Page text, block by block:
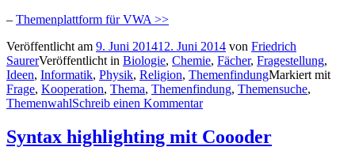
– Themenplattform für VWA >>
Veröffentlicht am 9. Juni 201412. Juni 2014 von Friedrich
SaurerVeröffentlicht in Biologie, Chemie, Fächer, Fragestellung,
Ideen, Informatik, Physik, Religion, ThemenfindungMarkiert mit
Frage, Kooperation, Thema, Themenfindung, Themensuche,
ThemenwahlSchreib einen Kommentar
Syntax highlighting mit Coooder